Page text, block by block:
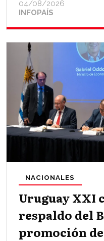
INFOPAÍS
04/08/2026
Uruguay XXI
respaldo del
promoción
NACIONALES